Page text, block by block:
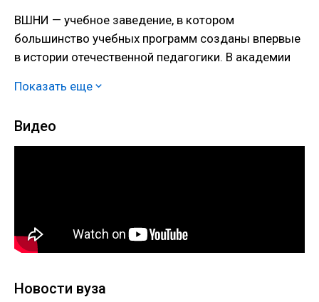
ВШНИ — учебное заведение, в котором
большинство учебных программ созданы впервые
в истории отечественной педагогики. В академии
редкая кафедра художественного
Академия регулярно принимает участие в
Показать еще
Видео
Новости вуза